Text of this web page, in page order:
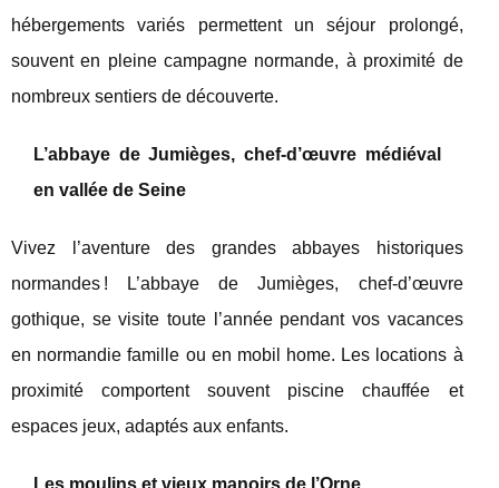
hébergements variés permettent un séjour prolongé,
souvent en pleine campagne normande, à proximité de
nombreux sentiers de découverte.
L’abbaye de Jumièges, chef-d’œuvre médiéval
en vallée de Seine
Vivez l’aventure des grandes abbayes historiques
normandes ! L’abbaye de Jumièges, chef-d’œuvre
gothique, se visite toute l’année pendant vos vacances
en normandie famille ou en mobil home. Les locations à
proximité comportent souvent piscine chauffée et
espaces jeux, adaptés aux enfants.
Les moulins et vieux manoirs de l’Orne